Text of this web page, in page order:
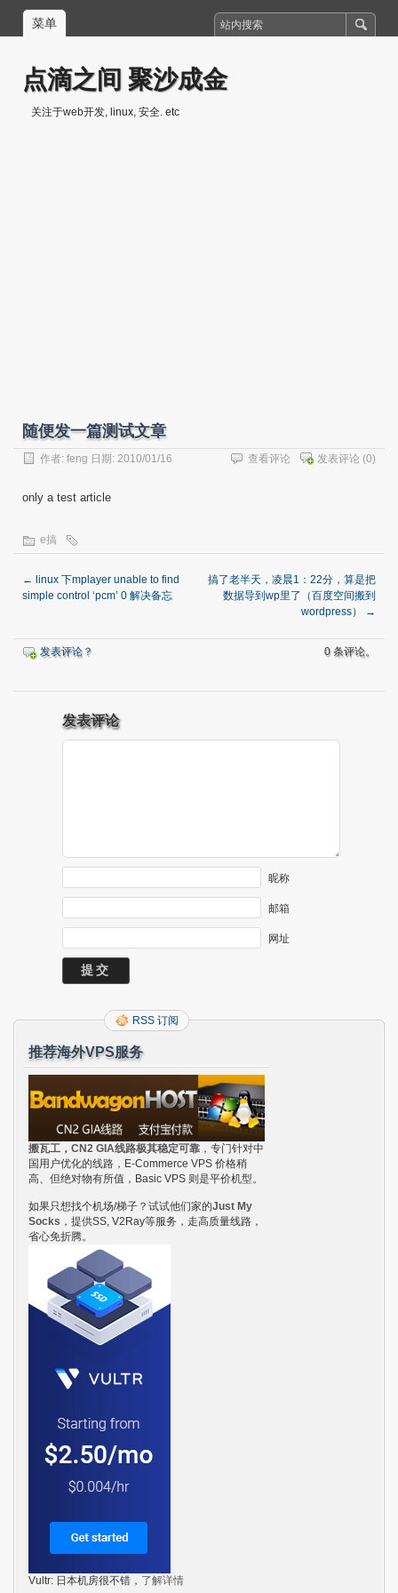
菜单
点滴之间 聚沙成金
关注于web开发, linux, 安全. etc
随便发一篇测试文章
作者: feng 日期: 2010/01/16 发表评论 (0)
查看评论
only a test article
e搞
← linux 下mplayer unable to find
simple control ‘pcm’ 0 解决备忘
搞了老半天，凌晨1：22分，算是把
数据导到wp里了（百度空间搬到
wordpress）
→
发表评论？ 0 条评论。
发表评论
昵称
邮箱
网址
RSS 订阅
推荐海外VPS服务
搬瓦工，CN2 GIA线路极其稳定可靠 ，专门针对中
国用户优化的线路，E-Commerce VPS 价格稍
高、但绝对物有所值，Basic VPS 则是平价机型。
如果只想找个机场/梯子？试试他们家的Just My
Socks ，提供SS, V2Ray等服务，走高质量线路，
省心免折腾。
Vultr: 日本机房很不错， 了解详情